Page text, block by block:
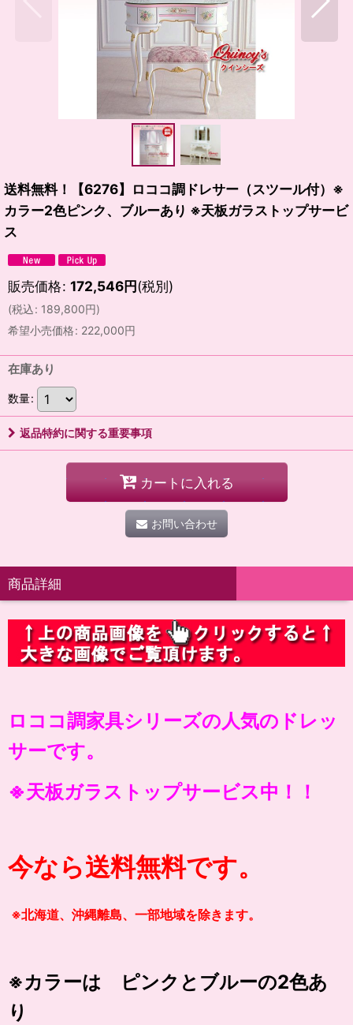
送料無料！【6276】ロココ調ドレサー（スツール付）※
カラー2色ピンク、ブルーあり ※天板ガラストップサービ
ス
販売価格: 172,546円(税別)
(税込: 189,800円)
希望小売価格: 222,000円
在庫あり
数量:
返品特約に関する重要事項
カートに入れる
お問い合わせ
商品詳細
ロココ調家具シリーズの人気のドレッ
サーです。
※天板ガラストップサービス中！！
今なら送料無料です。
※北海道、沖縄離島、一部地域を除きます。
※カラーは ピンクとブルーの2色あ
り